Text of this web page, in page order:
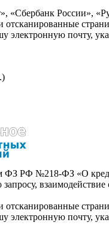
России»,
отсканированные
электронную почту,
ФЗ РФ №218-ФЗ «О
запросу,
отсканированные
электронную почту,